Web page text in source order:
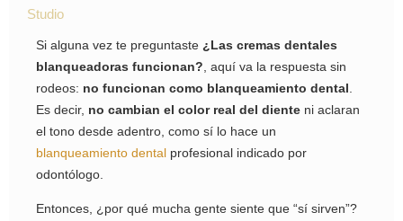
Studio
Si alguna vez te preguntaste ¿Las cremas dentales
blanqueadoras funcionan? , aquí va la respuesta sin
rodeos: no funcionan como blanqueamiento dental
Es decir, no cambian el color real del diente ni aclaran
el tono desde adentro, como sí lo hace un
blanqueamiento dental profesional indicado por
odontólogo.
Entonces, ¿por qué mucha gente siente que “sí sirven”?